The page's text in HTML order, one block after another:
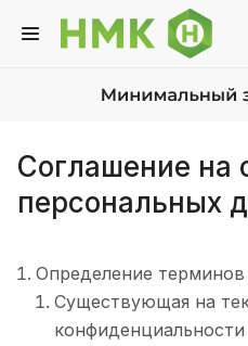
Соглашение на
персональных
Определение терминов
Существующая на